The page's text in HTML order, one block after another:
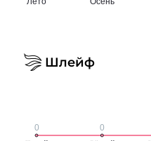
Шлейф